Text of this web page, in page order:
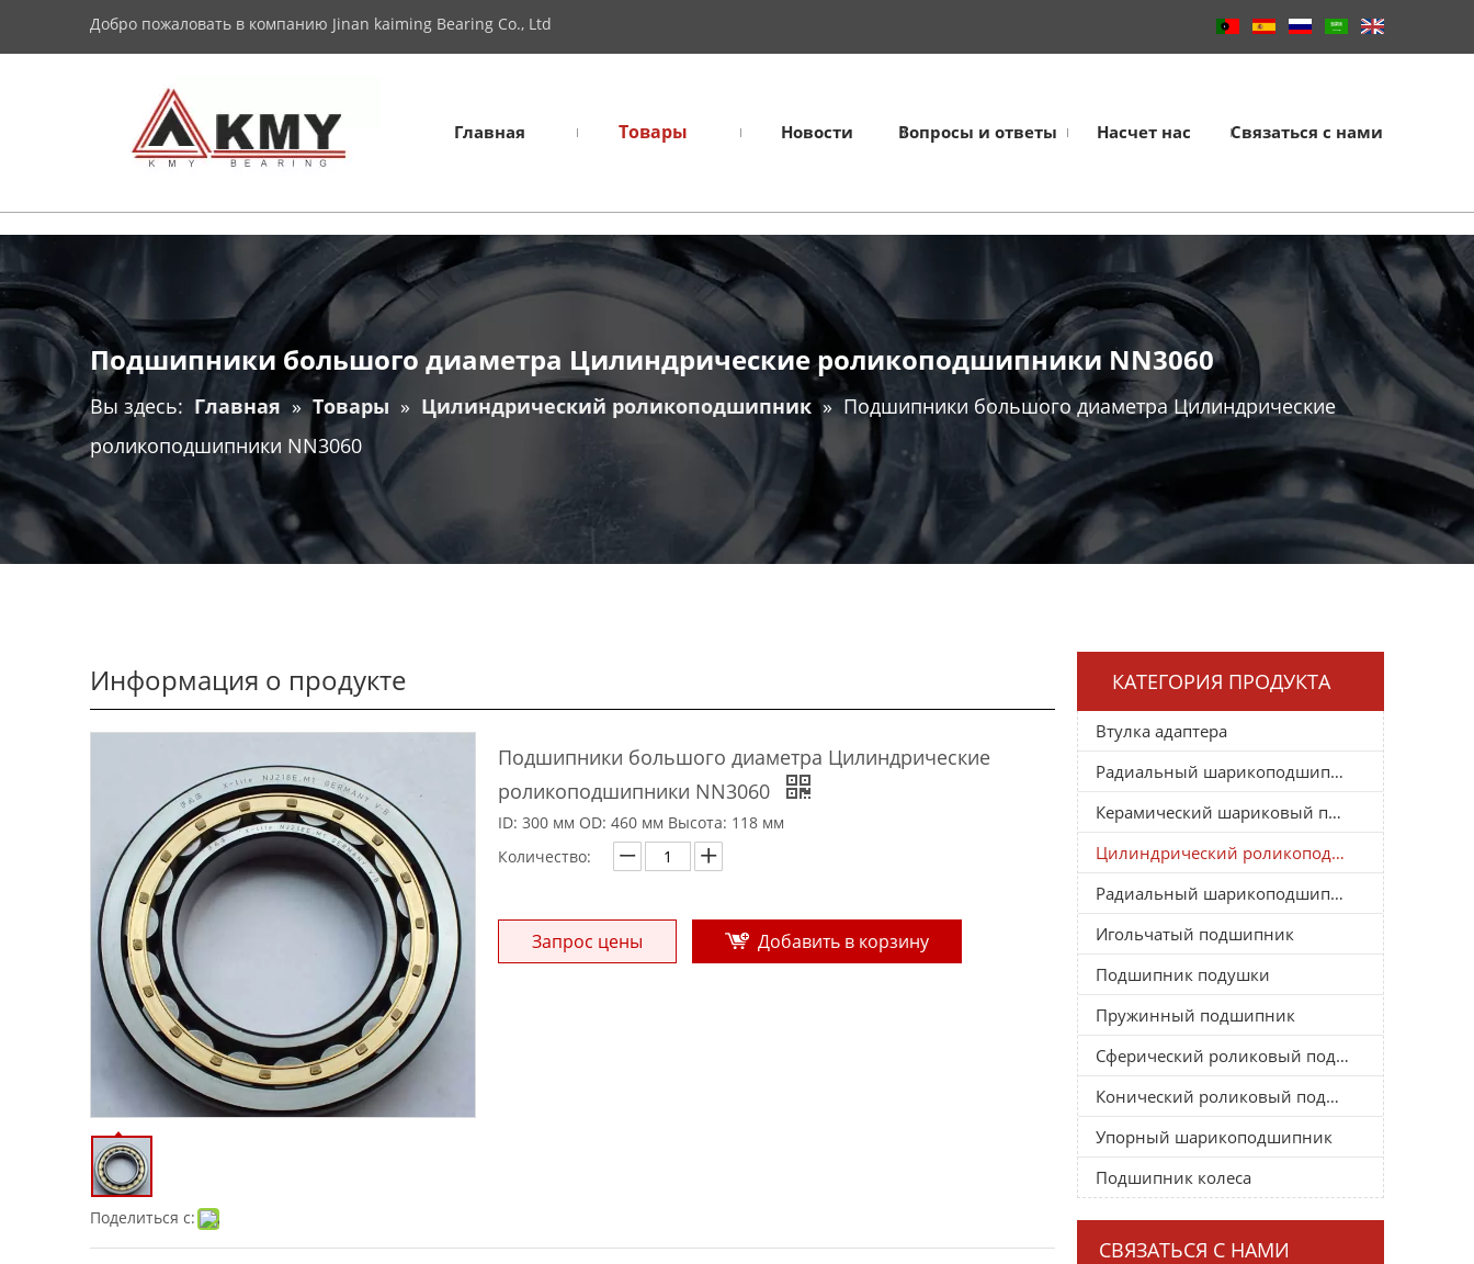
Добро пожаловать в компанию Jinan kaiming Bearing Co., Ltd
Главная Товары Новости Вопросы и ответы Насчет нас Связаться с нами
Подшипники большого диаметра Цилиндрические роликоподшипники NN3060
Вы здесь: Главная » Товары » Цилиндрический роликоподшипник » Подшипники большого диаметра Цилиндрические
роликоподшипники NN3060
Информация о продукте
Поделиться с:
Подшипники большого диаметра Цилиндрические
роликоподшипники NN3060
ID: 300 мм OD: 460 мм Высота: 118 мм
Количество:
Запрос цены Добавить в корзину
КАТЕГОРИЯ ПРОДУКТА
Втулка адаптера
Радиальный шарикоподшипник
Керамический шариковый подшипник
Цилиндрический роликоподшипник
Радиальный шарикоподшипник
Игольчатый подшипник
Подшипник подушки
Пружинный подшипник
Сферический роликовый подшипник
Конический роликовый подшипник
Упорный шарикоподшипник
Подшипник колеса
СВЯЗАТЬСЯ С НАМИ